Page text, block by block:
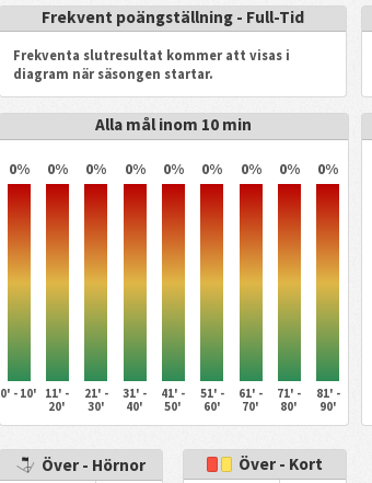
Frekvent poängställning - Full-Tid
Frekventa slutresultat kommer att visas i
diagram när säsongen startar.
Alla mål inom 10 min
0% 0% 0% 0% 0% 0% 0% 0% 0%
0' - 10'
11' -
20'
21' -
30'
31' -
40'
41' -
50'
51' -
60'
61' -
70'
71' -
80'
81' -
90'
Över - Hörnor Över - Kort